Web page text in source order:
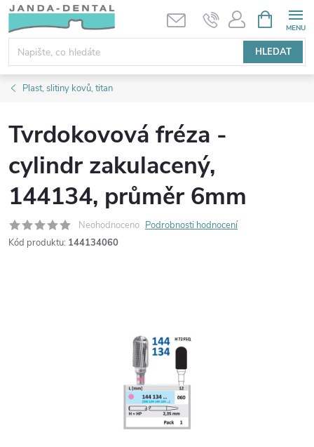
Přejít
obsah
HLEDAT
NÁKUPNÍ
KOŠÍK
Plast, slitiny kovů, titan
Tvrdokovová fréza -
cylindr zakulacený,
144134, průměr 6mm
Neohodnoceno Podrobnosti hodnocení
Kód produktu: 144134060